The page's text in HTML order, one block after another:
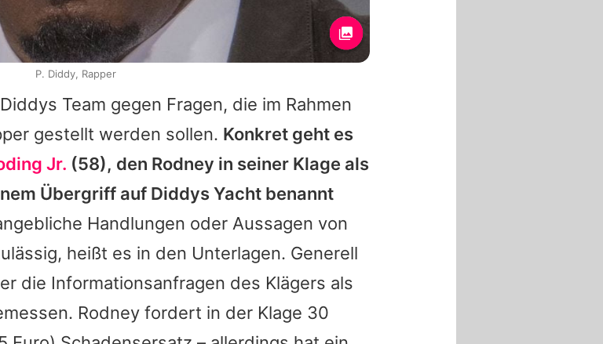
Diddys Team gegen Fragen, die im Rahmen
gestellt werden sollen. Konkret geht es
Jr. (58), den Rodney in seiner Klage als
Übergriff auf DiddysYacht benannt
Handlungen oder Aussagen von
heißt es in den Unterlagen. Generell
die Informationsanfragen des Klägers als
Rodney fordert in der Klage 30
P. Diddy, Rapper